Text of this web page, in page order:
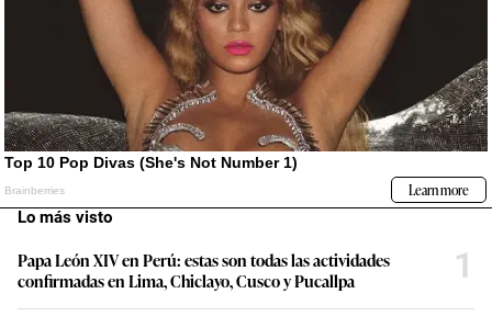
Lo más visto
Papa León XIV en Perú: estas son todas las actividades
confirmadas en Lima, Chiclayo, Cusco y Pucallpa
1